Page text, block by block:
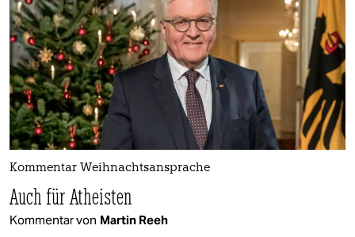
Kommentar Weihnachtsansprache
Auch für Atheisten
Kommentar von Martin Reeh